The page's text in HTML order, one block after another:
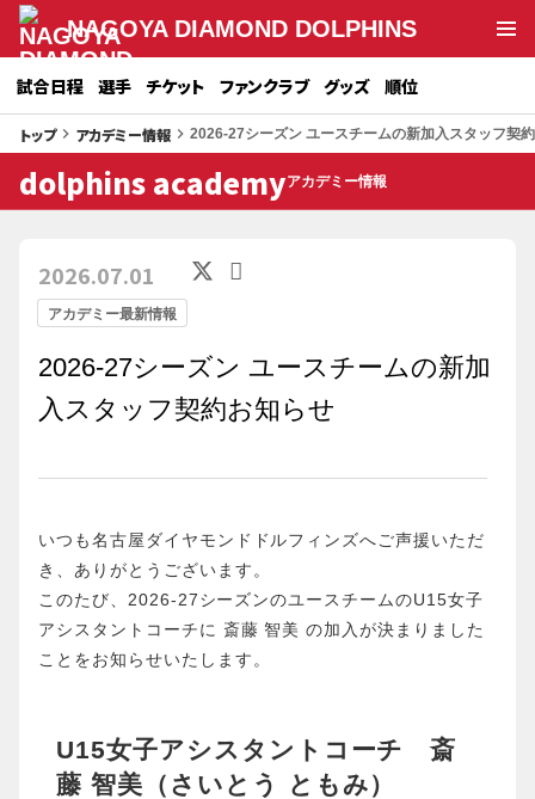
NAGOYA DIAMOND DOLPHINS
試合日程 選手 チケット ファンクラブ グッズ 順位
トップkeyboard_arrow_right アカデミー情報 keyboard_arrow_right 2026-27シーズン ユースチームの新加入スタッフ契
dolphins academyアカデミー情報
アカデミー最新情報
2026.07.01
2026-27シーズン ユースチームの新加
入スタッフ契約お知らせ
いつも名古屋ダイヤモンドドルフィンズへご声援いただ
き、ありがとうございます。
このたび、2026-27シーズンのユースチームのU15女子
アシスタントコーチに 斎藤 智美 の加入が決まりました
ことをお知らせいたします。
U15女子アシスタントコーチ 斎
藤 智美（さいとう ともみ）